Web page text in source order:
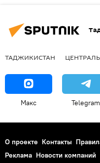
ТАДЖИКИСТАН
Макс Telegram
О проекте Контакты
Реклама Новости компаний